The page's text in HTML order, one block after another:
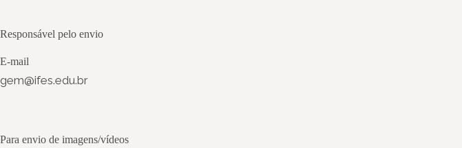
Responsável pelo envio
E-mail
gem@ifes.edu.br
Para envio de imagens/vídeos